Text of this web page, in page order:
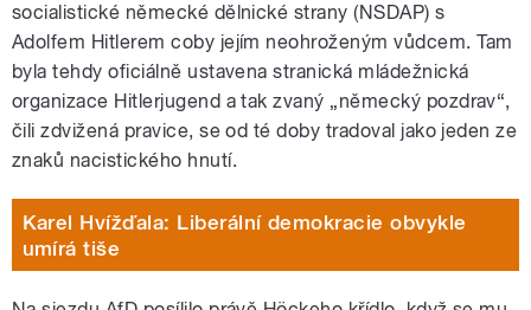
socialistické německé dělnické strany (NSDAP) s
Adolfem Hitlerem coby jejím neohroženým vůdcem. Tam
byla tehdy oficiálně ustavena stranická mládežnická
organizace Hitlerjugend a tak zvaný „německý pozdrav“,
čili zdvižená pravice, se od té doby tradoval jako jeden ze
znaků nacistického hnutí.
Karel Hvížďala: Liberální demokracie obvykle
umírá tiše